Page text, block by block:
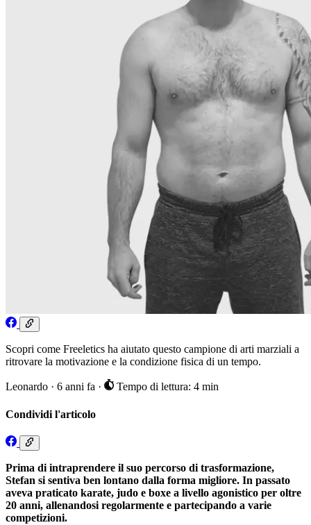
Scopri come Freeletics ha aiutato questo campione di arti marziali a
ritrovare la motivazione e la condizione fisica di un tempo.
Leonardo · 6 anni fa · Tempo di lettura: 4 min
Condividi l'articolo
Prima di intraprendere il suo percorso di trasformazione,
Stefan si sentiva ben lontano dalla forma migliore. In passato
aveva praticato karate, judo e boxe a livello agonistico per oltre
20 anni, allenandosi regolarmente e partecipando a varie
competizioni.